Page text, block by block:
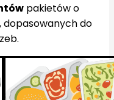
pakietów o
dopasowanych do